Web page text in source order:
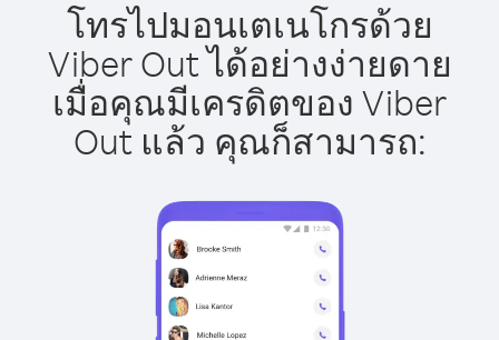
โทรไปมอนเตเนโกรด้วย
Viber Out ได้อย่างง่ายดาย
เมื่อคุณมีเครดิตของ Viber
Out แล้ว คุณก็สามารถ: